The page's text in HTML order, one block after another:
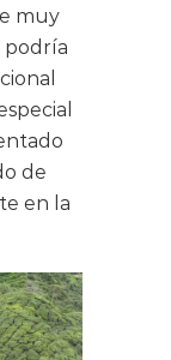
muy
podría
de
en la